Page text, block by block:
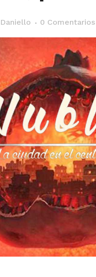
Daniello 0 Comentarios